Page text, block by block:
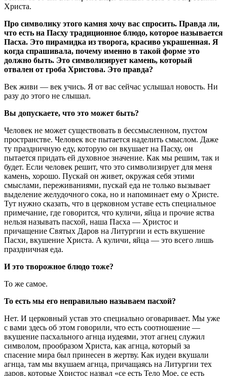
Христа.
Про символику этого камня хочу вас спросить. Правда ли,
что есть на Пасху традиционное блюдо, которое называется
Пасха. Это пирамидка из творога, красиво украшенная. Я
когда спрашивала, почему именно в такой форме это
должно быть. Это символизирует камень, который
отвален от гроба Христова. Это правда?
Век живи — век учись. Я от вас сейчас услышал новость. Ни
разу до этого не слышал.
Вы допускаете, что это может быть?
Человек не может существовать в бессмысленном, пустом
пространстве. Человек все пытается наделить смыслом. Даже
ту праздничную еду, которую он вкушает на Пасху, он
пытается придать ей духовное значение. Как мы решим, так и
будет. Если человек решит, что это символизирует для меня
камень, хорошо. Пускай он живет, окружая себя этими
смыслами, переживаниями, пускай еда не только вызывает
выделение желудочного сока, но и напоминает ему о Христе.
Тут нужно сказать, что в церковном уставе есть специальное
примечание, где говорится, что куличи, яйца и прочие яства
нельзя называть пасхой, наша Пасха — Христос и
причащение Святых Даров на Литургии и есть вкушение
Пасхи, вкушение Христа. А куличи, яйца — это всего лишь
праздничная еда.
И это творожное блюдо тоже?
То же самое.
То есть мы его неправильно называем пасхой?
Нет. И церковный устав это специально оговаривает. Мы уже
с вами здесь об этом говорили, что есть соотношение —
вкушение пасхального агнца иудеями, этот агнец служил
символом, прообразом Христа, как агнца, который за
спасение мира был принесен в жертву. Как иудеи вкушали
агнца, там мы вкушаем агнца, причащаясь на Литургии тех
даров, которые Христос назвал «се есть Тело Мое, се есть